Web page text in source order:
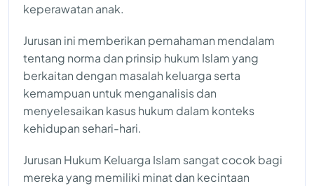
keperawatan anak.
Jurusan ini memberikan pemahaman mendalam
tentang norma dan prinsip hukum Islam yang
berkaitan dengan masalah keluarga serta
kemampuan untuk menganalisis dan
menyelesaikan kasus hukum dalam konteks
kehidupan sehari-hari.
Jurusan Hukum Keluarga Islam sangat cocok bagi
mereka yang memiliki minat dan kecintaan